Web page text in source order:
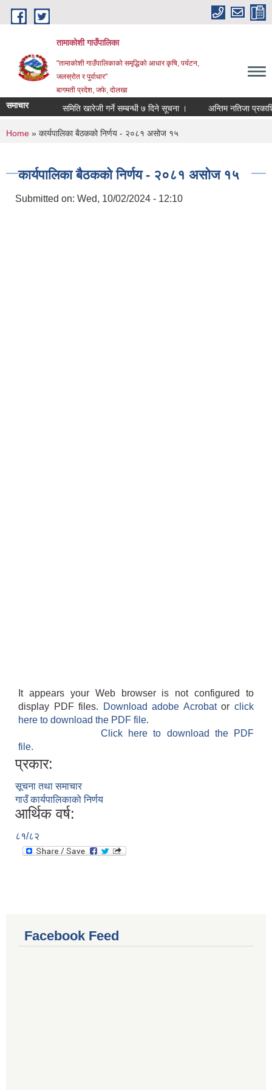
Skip to main content
तामाकोशी गाउँपालिका
"तामाकोशी गाउँपालिकाको समृद्धिको आधार कृषि, पर्यटन,
जलस्रोत र पुर्वाधार"
बागमती प्रदेश, जफे, दोलखा
समाचार समिति खारेजी गर्ने सम्बन्धी ७ दिने सूचना । अन्तिम नतिजा
You are here
Home » कार्यपालिका बैठकको निर्णय - २०८१ असोज १५
कार्यपालिका बैठकको निर्णय - २०८१ असोज १५
Submitted on: Wed, 10/02/2024 - 12:10
It appears your Web browser is not configured to
display PDF files.
Download adobe Acrobatorclick
here to download the PDF file.
Click here to download the PDF
file.
प्रकार:
सूचना तथा समाचार
गाउँ कार्यपालिकाको निर्णय
आर्थिक वर्ष:
८१/८२
Facebook Feed